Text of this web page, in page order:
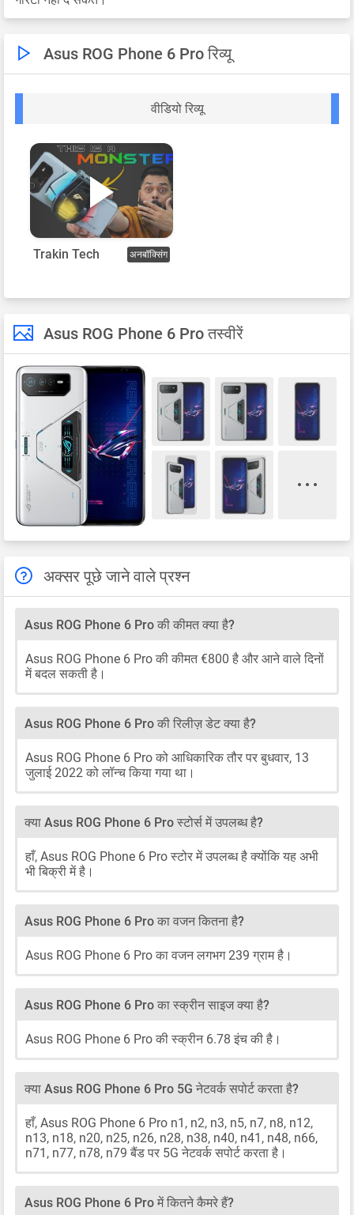
Asus ROG Phone 6 Pro रिव्यू
वीडियो रिव्यू
Trakin Tech अनबॉक्सिंग
Asus ROG Phone 6 Pro तस्वीरें
अक्सर पूछे जाने वाले प्रश्न
Asus ROG Phone 6 Pro की कीमत क्या है?
Asus ROG Phone 6 Pro की कीमत €800 है और आने वाले दिनों
में बदल सकती है।
Asus ROG Phone 6 Pro की रिलीज़ डेट क्या है?
Asus ROG Phone 6 Pro को आधिकारिक तौर पर बुधवार, 13
जुलाई 2022 को लॉन्च किया गया था।
क्या Asus ROG Phone 6 Pro स्टोर्स में उपलब्ध है?
हाँ, Asus ROG Phone 6 Pro स्टोर में उपलब्ध है क्योंकि यह अभी
भी बिक्री में है।
Asus ROG Phone 6 Pro का वजन कितना है?
Asus ROG Phone 6 Pro का वजन लगभग 239 ग्राम है।
Asus ROG Phone 6 Pro का स्क्रीन साइज क्या है?
Asus ROG Phone 6 Pro की स्क्रीन 6.78 इंच की है।
क्या Asus ROG Phone 6 Pro 5G नेटवर्क सपोर्ट करता है?
हाँ, Asus ROG Phone 6 Pro n1, n2, n3, n5, n7, n8, n12,
n13, n18, n20, n25, n26, n28, n38, n40, n41, n48, n66,
n71, n77, n78, n79 बैंड पर 5G नेटवर्क सपोर्ट करता है।
Asus ROG Phone 6 Pro में कितने कैमरे हैं?